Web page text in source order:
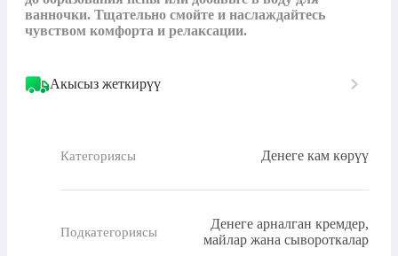
ванночки. Тщательно смойте и наслаждайтесь
чувством комфорта и релаксации.
Акысыз жеткирүү
Категориясы Денеге кам көрүү
Подкатегориясы
Денеге арналган кремдер,
майлар жана сывороткалар